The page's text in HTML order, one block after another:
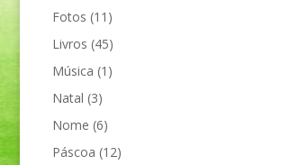
Fotos (11)
Livros (45)
Música (1)
Natal (3)
Nome (6)
Páscoa (12)